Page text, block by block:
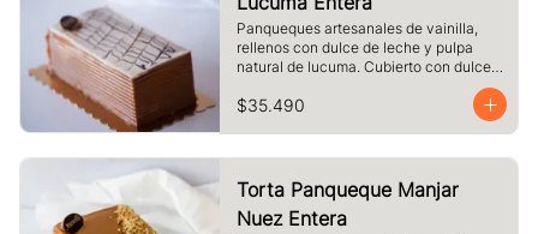
Panqueques artesanales de vainilla,
rellenos con dulce de leche y pulpa
natural de lucuma. Cubierto con dulce
$35.490
Torta Panqueque Manjar
Nuez Entera